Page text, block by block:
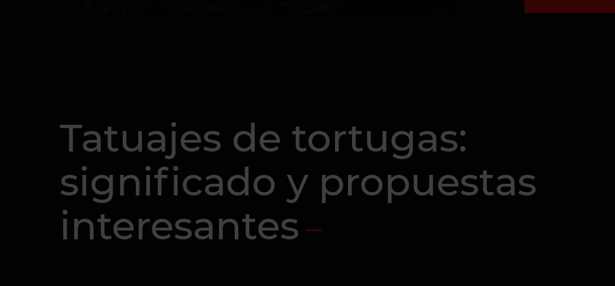
Tatuajes de tortugas:
significado y propuestas
interesantes